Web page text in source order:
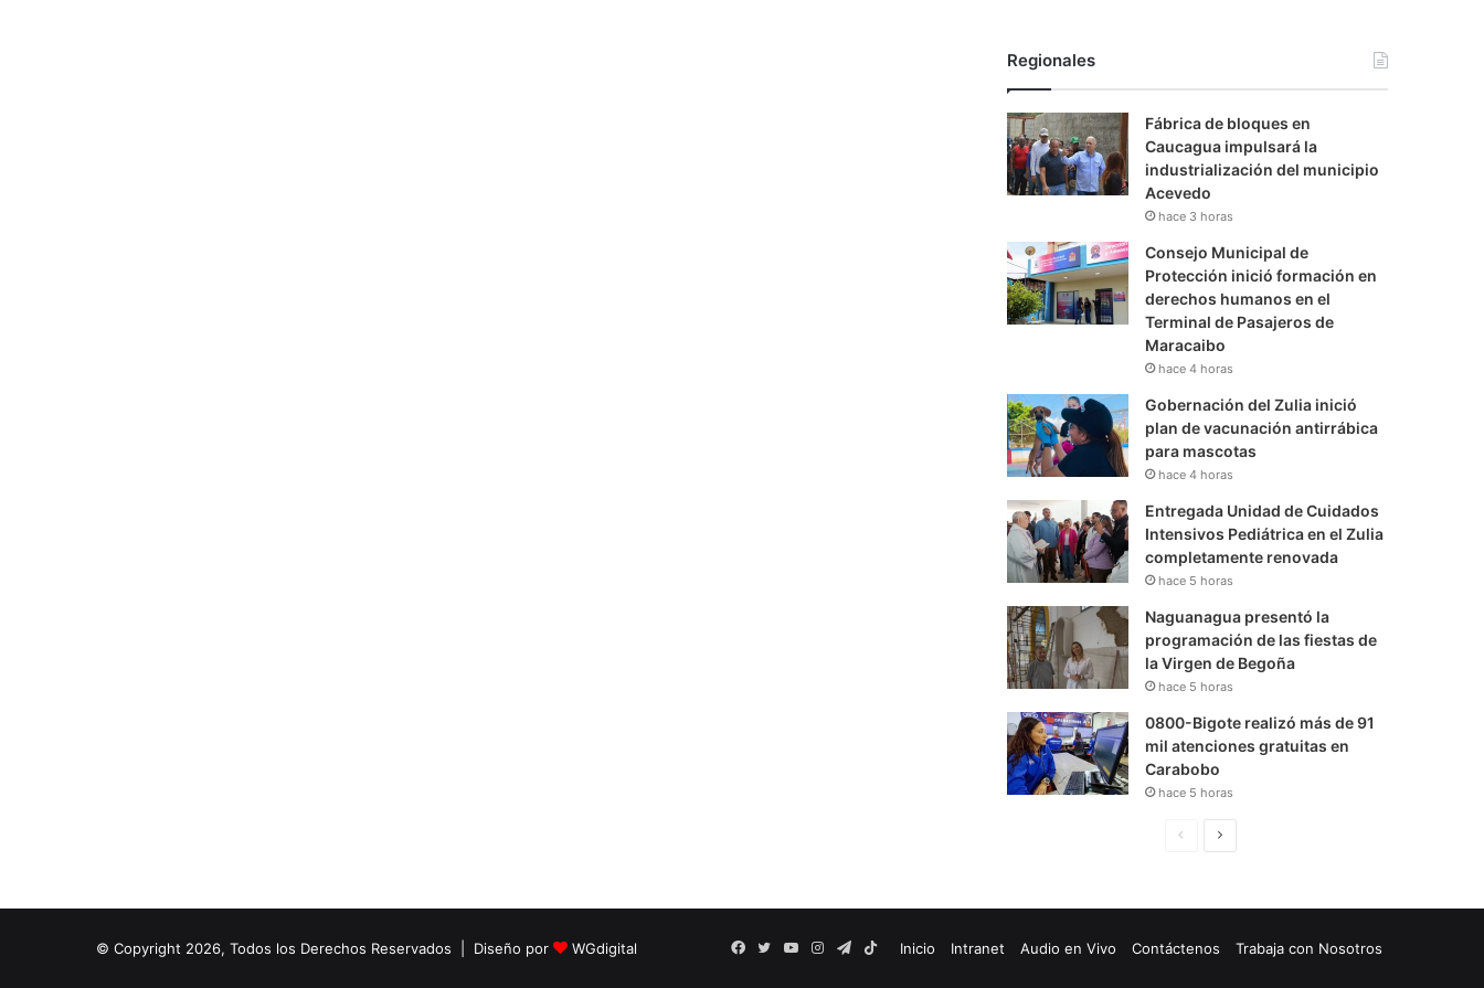
Regionales
Fábrica de bloques en
Caucagua impulsará la
industrialización del municipio
Acevedo
hace 3 horas
Consejo Municipal de
Protección inició formación en
derechos humanos en el
Terminal de Pasajeros de
Maracaibo
hace 4 horas
Gobernación del Zulia inició
plan de vacunación antirrábica
para mascotas
hace 4 horas
Entregada Unidad de Cuidados
Intensivos Pediátrica en el Zulia
completamente renovada
hace 5 horas
Naguanagua presentó la
programación de las fiestas de
la Virgen de Begoña
hace 5 horas
0800-Bigote realizó más de 91
mil atenciones gratuitas en
Carabobo
hace 5 horas
n
S
© Copyright 2026, Todos los Derechos Reservados | Diseño por WGdigital Inicio Intranet Audio en Vivo Contáctenos Trabaja con Nosotros
Facebook
TwitterYouTubeInstagramTelegram
TikTok